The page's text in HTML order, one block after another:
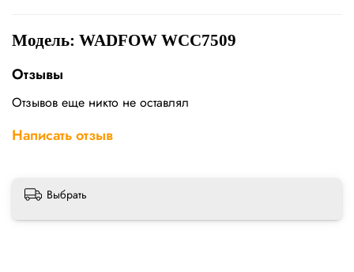
Модель: WADFOW WCC7509
Отзывы
Отзывов еще никто не оставлял
Написать отзыв
Выбрать